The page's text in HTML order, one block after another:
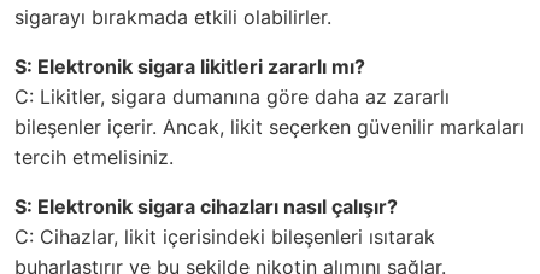
sigarayı bırakmada etkili olabilirler.
S: Elektronik sigara likitleri zararlı mı?
C: Likitler, sigara dumanına göre daha az zararlı
bileşenler içerir. Ancak, likit seçerken güvenilir markaları
tercih etmelisiniz.
S: Elektronik sigara cihazları nasıl çalışır?
C: Cihazlar, likit içerisindeki bileşenleri ısıtarak
buharlaştırır ve bu şekilde nikotin alımını sağlar.